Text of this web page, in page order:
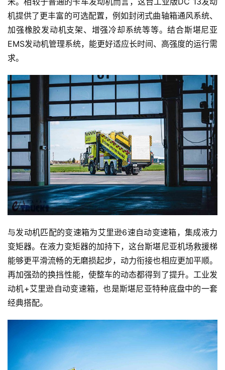
机提供了更丰富的可选配置，例如封闭式曲轴箱通风系统、
加强橡胶发动机支架、增强冷却系统等等。结合斯堪尼亚
EMS发动机管理系统，能更好适应长时间、高强度的运行需
求。
与发动机匹配的变速箱为艾里逊6速自动变速箱，集成液力
变矩器。在液力变矩器的加持下，这台斯堪尼亚机场救援梯
能够更平滑流畅的无磨损起步，动力衔接也相应更加平顺。
再加强劲的换挡性能，使整车的动态都得到了提升。工业发
动机+艾里逊自动变速箱，也是斯堪尼亚特种底盘中的一套
经典搭配。